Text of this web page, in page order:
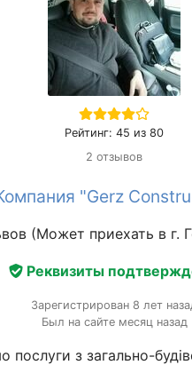
Рейтинг: 45 из 80
2 отзывов
"Gerz
(Может приехать в г.
Реквизиты
Зарегистрирован 8 лет
Был на сайте месяц назад
послуги з загально-